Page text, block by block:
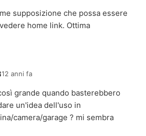
supposizione che possa essere
home link. Ottima
12 anni fa
grande quando basterebbero
un'idea dell'uso in
camera/garage ? mi sembra